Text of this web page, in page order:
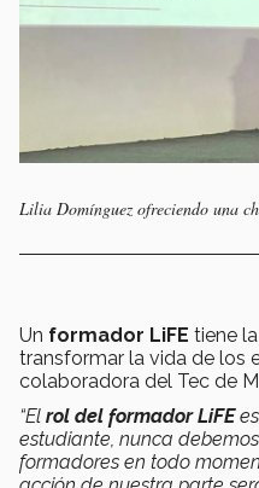
Lilia Domínguez ofreciendo una
Un formador LiFE tiene
transformar la vida de los
colaboradora del Tec de
“El rol del formador LiFE
estudiante, nunca
formadores en todo